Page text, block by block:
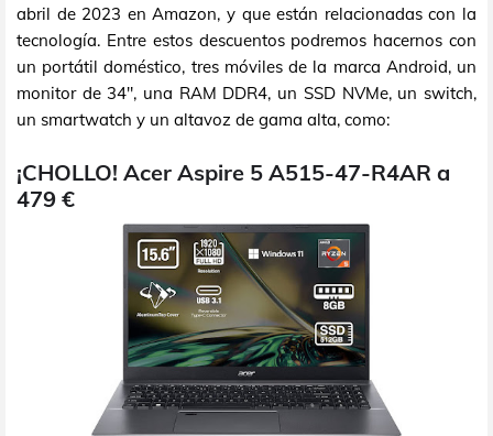
abril de 2023 en Amazon, y que están relacionadas con la
tecnología. Entre estos descuentos podremos hacernos con
un portátil doméstico, tres móviles de la marca Android, un
monitor de 34", una RAM DDR4, un SSD NVMe, un switch,
un smartwatch y un altavoz de gama alta, como:
¡CHOLLO! Acer Aspire 5 A515-47-R4AR a
479 €